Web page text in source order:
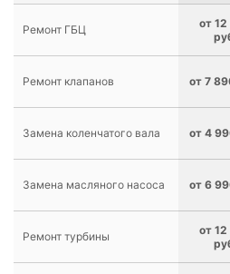
Ремонт ГБЦ
от
Ремонт клапанов от 7
Замена коленчатого вала от 4
Замена масляного насоса от 6
Ремонт турбины
от